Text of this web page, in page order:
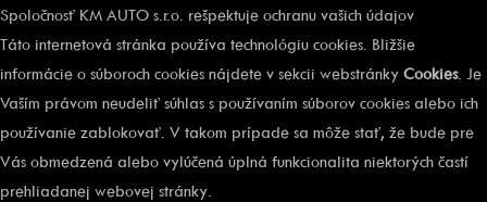
Spoločnosť KM AUTO s.r.o. rešpektuje ochranu vašich údajov
Táto internetová stránka používa technológiu cookies. Bližšie
informácie o súboroch cookies nájdete v sekcii webstránky Cookies. Je
Vaším právom neudeliť súhlas s používaním súborov cookies alebo ich
používanie zablokovať. V takom prípade sa môže stať, že bude pre
Vás obmedzená alebo vylúčená úplná funkcionalita niektorých častí
prehliadanej webovej stránky.